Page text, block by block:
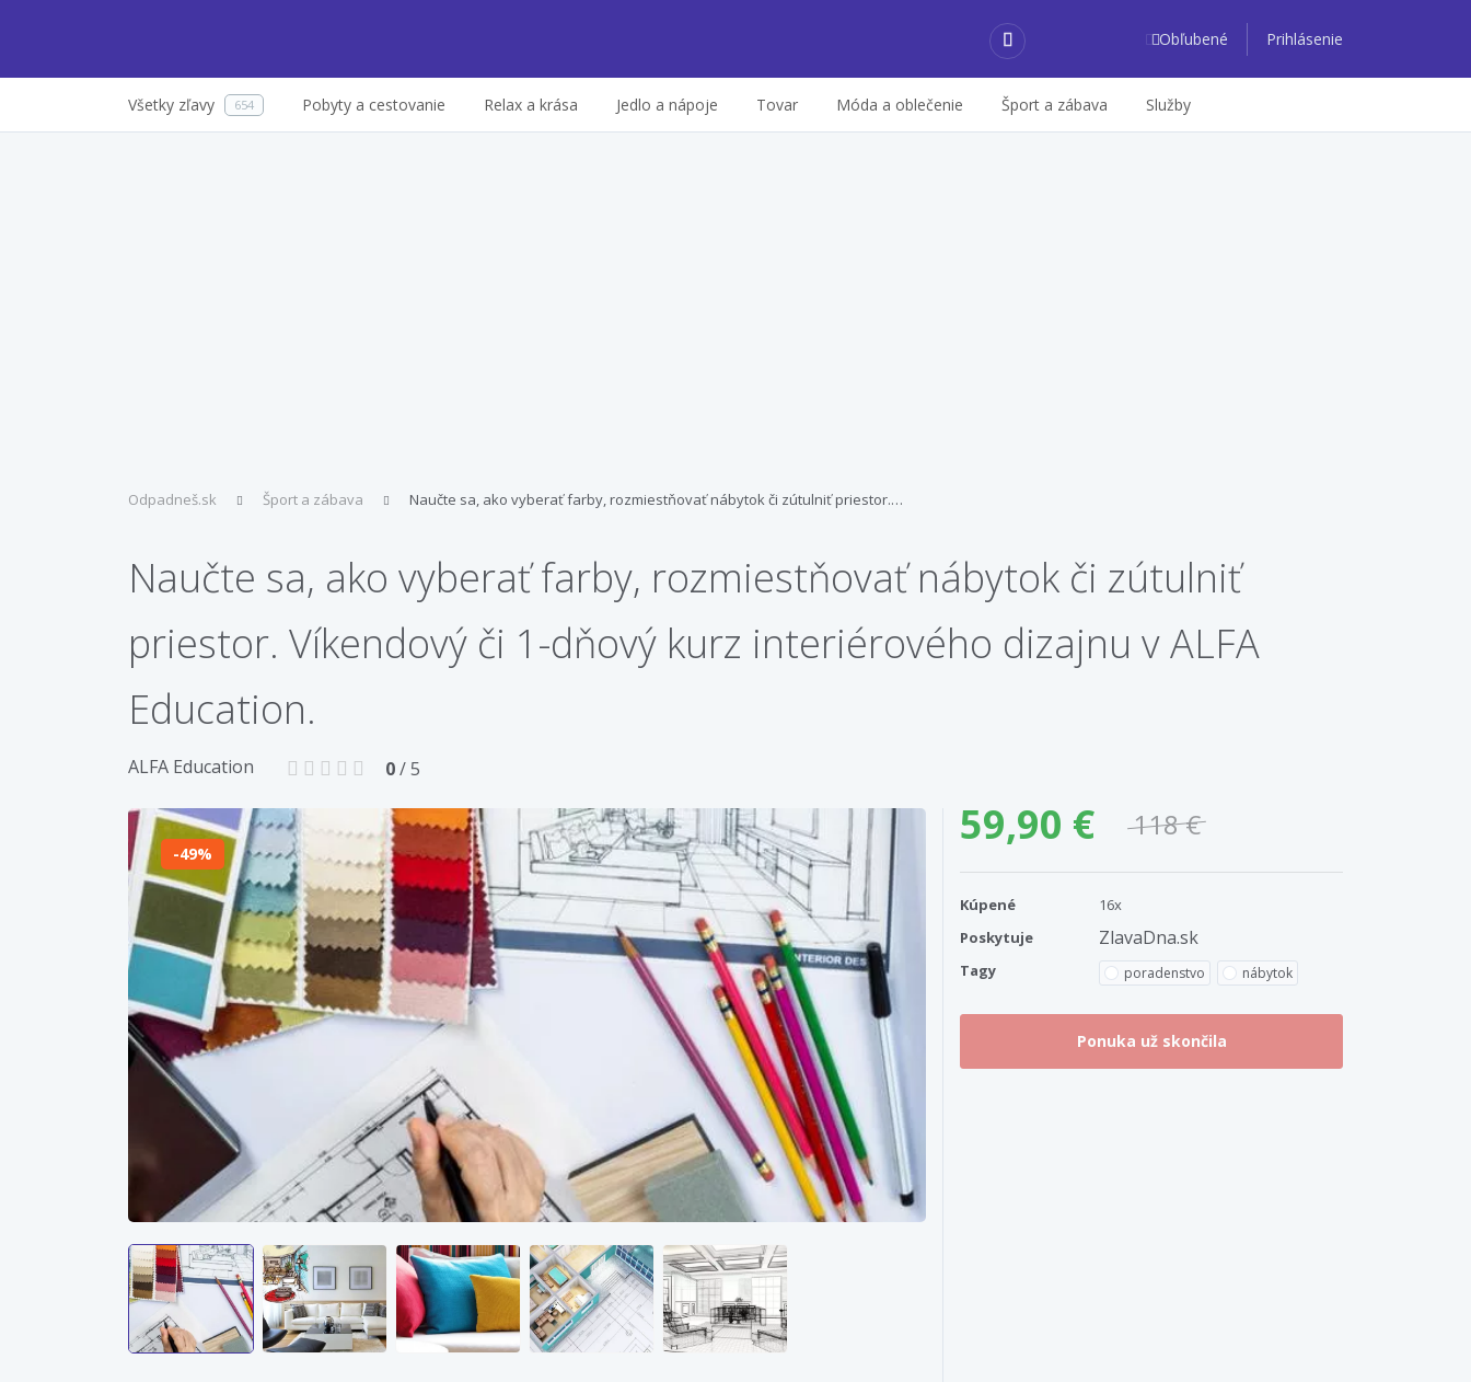
Obľubené Prihlásenie
Všetky zľavy 654 Pobyty a cestovanie Relax a krása Jedlo a nápoje Tovar Móda a oblečenie Šport a zábava Služby
Odpadneš.sk Šport a zábava Naučte sa, ako vyberať farby, rozmiestňovať nábytok či zútulniť priestor.…
Naučte sa, ako vyberať farby, rozmiestňovať nábytok či zútulniť
priestor. Víkendový či 1-dňový kurz interiérového dizajnu v ALFA
Education.
ALFA Education 0/ 5
49
59,90 € 118 €
Kúpené
16x
Poskytuje
ZlavaDna.sk
Tagy poradenstvo nábytok